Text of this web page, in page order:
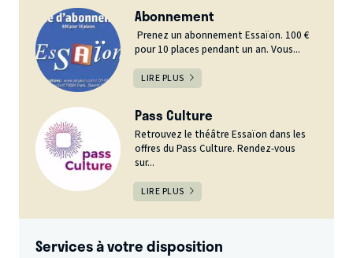
Abonnement
Prenez un abonnement Essaïon. 100 €
pour 10 places pendant un an. Vous...
LIRE PLUS
Pass Culture
Retrouvez le théâtre Essaïon dans les
offres du Pass Culture. Rendez-vous
sur...
LIRE PLUS
Services à votre disposition